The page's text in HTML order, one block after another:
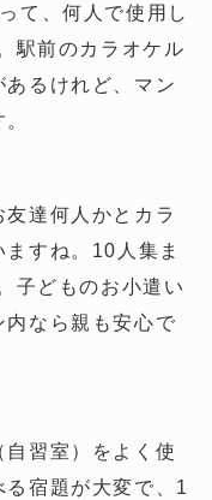
て、何人で使用し
駅前のカラオケル
るけれど、マン
達何人かとカラ
すね。10人集ま
子どものお小遣い
内なら親も安心で
自習室）をよく使
宿題が大変で、1